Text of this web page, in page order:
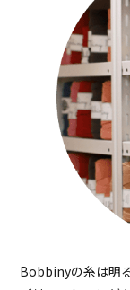
Bobbinyの糸は明